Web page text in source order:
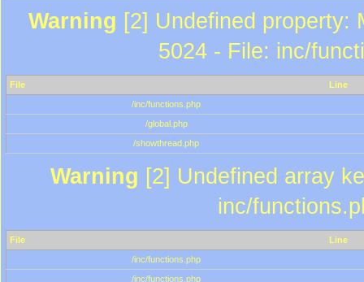
Warning [2] Undefined property:
5024 - File: inc/
File
Line
/inc/functions.php
/global.php
/showthread.php
Warning [2] Undefined array
inc/
File
Line
/inc/functions.php
/inc/functions.php